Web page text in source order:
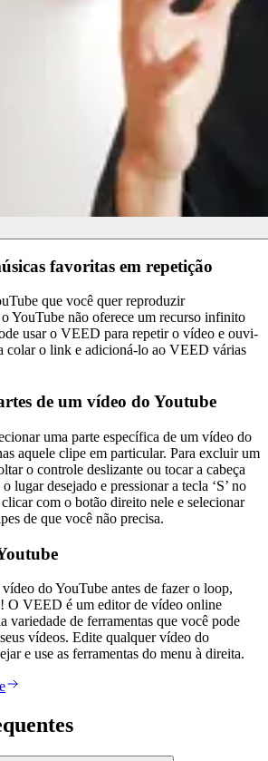
favoritas em repetição
que você quer reproduzir
YouTube não oferece um recurso infinito
usar o VEED para repetir o vídeo e ouvi-
colar o link e adicioná-lo ao VEED várias
de um vídeo do Youtube
uma parte específica de um vídeo do
aquele clipe em particular. Para excluir um
o controle deslizante ou tocar a cabeça
lugar desejado e pressionar a tecla ‘S’ no
com o botão direito nele e selecionar
de que você não precisa.
do YouTube antes de fazer o loop,
O VEED é um editor de vídeo online
variedade de ferramentas que você pode
vídeos. Edite qualquer vídeo do
e use as ferramentas do menu à direita.